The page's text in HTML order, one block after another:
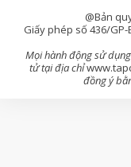
@Bản
Giấy phép số 436/GP-
Mọi hành động sử
tử tại địa chỉ
đồng ý